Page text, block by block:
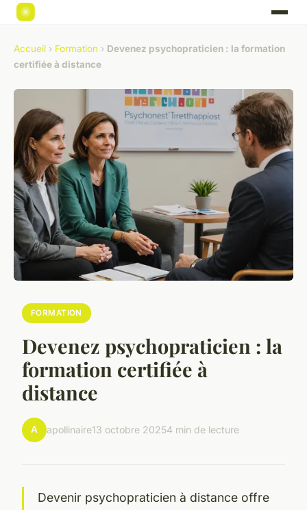
Accueil › Formation › Devenez psychopraticien : la formation
certifiée à distance
FORMATION
Devenez psychopraticien : la
formation certifiée à
distance
A apollinaire13 octobre 20254 min de lecture
Devenir psychopraticien à distance offre